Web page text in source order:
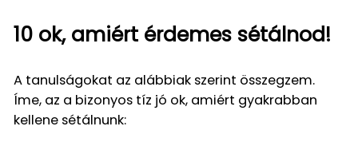
10 ok, amiért érdemes sétálnod!
A tanulságokat az alábbiak szerint összegzem.
Íme, az a bizonyos tíz jó ok, amiért gyakrabban
kellene sétálnunk: